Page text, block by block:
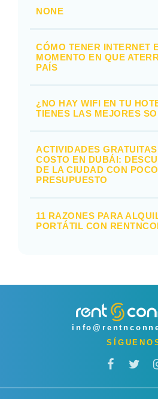
NONE
CÓMO TENER INTERNET
MOMENTO EN QUE
PAÍS
¿NO HAY WIFI EN TU
TIENES LAS MEJORES
ACTIVIDADES
COSTO EN DUBÁI:
DE LA CIUDAD CON POCO
PRESUPUESTO
11 RAZONES PARA
PORTÁTIL CON